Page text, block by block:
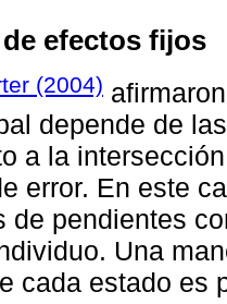
efectos fijos
(2004)
depende de
a la
error. En este
de pendientes
Una
cada estado es